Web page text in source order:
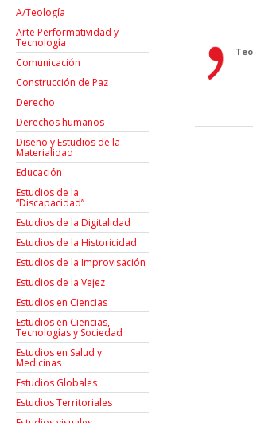
A/Teología
Arte Performatividad y
Tecnología
Comunicación
Construcción de Paz
Derecho
Derechos humanos
Diseño y Estudios de la
Materialidad
Educación
Estudios de la
“Discapacidad”
Estudios de la Digitalidad
Estudios de la Historicidad
Estudios de la Improvisación
Estudios de la Vejez
Estudios en Ciencias
Estudios en Ciencias,
Tecnologías y Sociedad
Estudios en Salud y
Medicinas
Estudios Globales
Estudios Territoriales